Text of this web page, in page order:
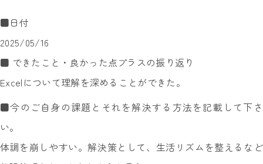
■日付
2025/05/16
■ できたこと・良かった点プラスの振り返り
Excelについて理解を深めることができた。
■今のご自身の課題とそれを解決する方法を記載して下さ
い。
体調を崩しやすい。解決策として、生活リズムを整えるなど